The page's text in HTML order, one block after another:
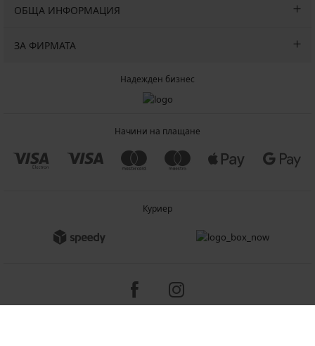
ОБЩА ИНФОРМАЦИЯ
ЗА ФИРМАТА
Надежден бизнес
Начини на плащане
Куриер